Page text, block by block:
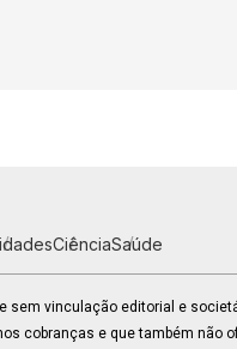
CiênciaSaúde
vinculação editorial e
cobranças e que também